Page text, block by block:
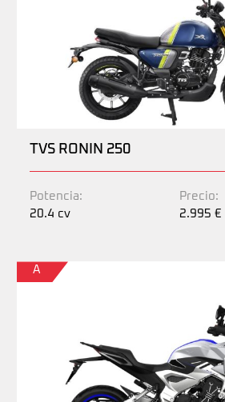
TVS RONIN 250
Potencia:
20.4 cv
Precio:
2.995 €
A